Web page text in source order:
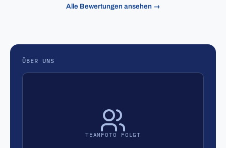
Alle Bewertungen ansehen →
ÜBER UNS
TEAMFOTO FOLGT